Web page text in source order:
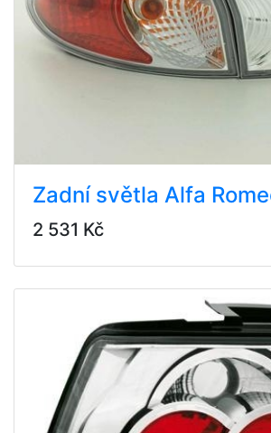
Zadní světla Alfa
2 531 Kč